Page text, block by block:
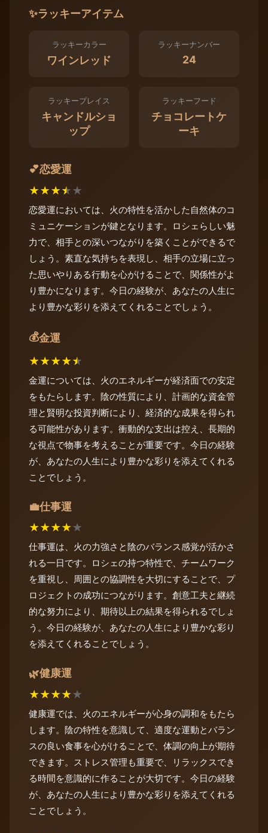
✨ラッキーアイテム
ラッキーカラー
ワインレッド
ラッキーナンバー
24
ラッキープレイス
キャンドルショ
ップ
ラッキーフード
チョコレートケ
ーキ
💕恋愛運
★★★★★
恋愛運においては、火の特性を活かした自然体のコ
ミュニケーションが鍵となります。ロシェらしい魅
力で、相手との深いつながりを築くことができるで
しょう。素直な気持ちを表現し、相手の立場に立っ
た思いやりある行動を心がけることで、関係性がよ
り豊かになります。今日の経験が、あなたの人生に
より豊かな彩りを添えてくれることでしょう。
💰金運
★★★★★
金運については、火のエネルギーが経済面での安定
をもたらします。陰の性質により、計画的な資金管
理と賢明な投資判断により、経済的な成果を得られ
る可能性があります。衝動的な支出は控え、長期的
な視点で物事を考えることが重要です。今日の経験
が、あなたの人生により豊かな彩りを添えてくれる
ことでしょう。
💼仕事運
★★★★★
仕事運は、火の力強さと陰のバランス感覚が活かさ
れる一日です。ロシェの持つ特性で、チームワーク
を重視し、周囲との協調性を大切にすることで、プ
ロジェクトの成功につながります。創意工夫と継続
的な努力により、期待以上の結果を得られるでしょ
う。今日の経験が、あなたの人生により豊かな彩り
を添えてくれることでしょう。
🌿健康運
★★★★★
健康運では、火のエネルギーが心身の調和をもたら
します。陰の特性を意識して、適度な運動とバラン
スの良い食事を心がけることで、体調の向上が期待
できます。ストレス管理も重要で、リラックスでき
る時間を意識的に作ることが大切です。今日の経験
が、あなたの人生により豊かな彩りを添えてくれる
ことでしょう。